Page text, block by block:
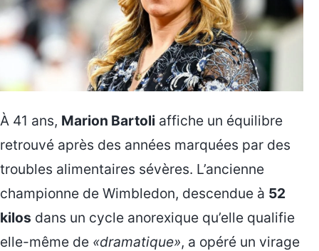
À 41 ans, Marion Bartoli affiche un équilibre
retrouvé après des années marquées par des
troubles alimentaires sévères. L’ancienne
championne de Wimbledon, descendue à 52
kilos dans un cycle anorexique qu’elle qualifie
elle-même de «dramatique», a opéré un virage